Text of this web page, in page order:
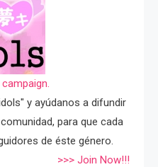
y ayúdanos a difundir
para que cada
de éste género.
>>> Join Now!!!